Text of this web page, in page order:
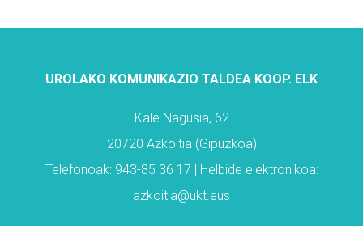
UROLAKO KOMUNIKAZIO TALDEA KOOP. ELK
Kale Nagusia, 62
20720 Azkoitia (Gipuzkoa)
Telefonoak: 943-85 36 17 | Helbide elektronikoa:
azkoitia@ukt.eus